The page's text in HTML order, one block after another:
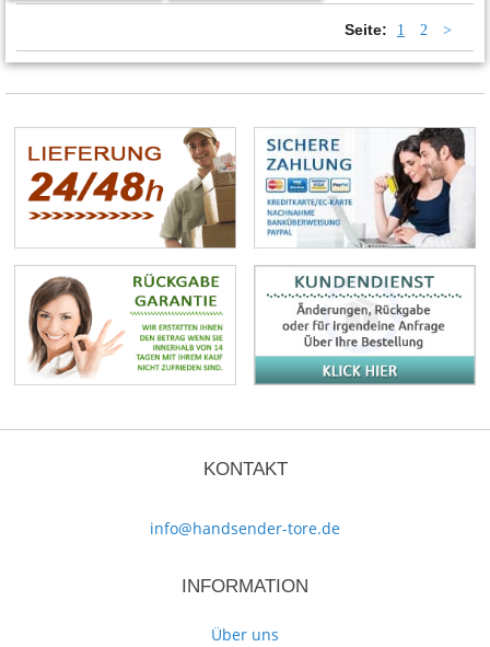
Seite: 1 2 >
KONTAKT
info@handsender-tore.de
INFORMATION
Über uns